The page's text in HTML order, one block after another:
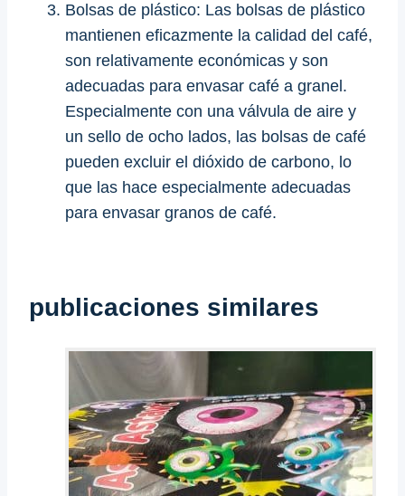
Bolsas de plástico: Las bolsas de plástico
mantienen eficazmente la calidad del café,
son relativamente económicas y son
adecuadas para envasar café a granel.
Especialmente con una válvula de aire y
un sello de ocho lados, las bolsas de café
pueden excluir el dióxido de carbono, lo
que las hace especialmente adecuadas
para envasar granos de café.
publicaciones similares